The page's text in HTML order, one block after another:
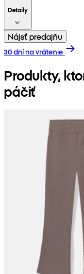
Detaily
Nájsť predajňu
30 dní na vrátenie
Produkty,
páčiť